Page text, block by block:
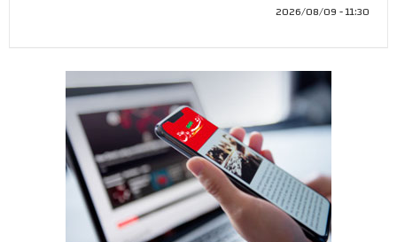
11:30 - 2026/08/09